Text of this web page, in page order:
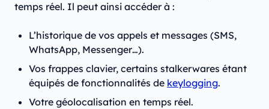
temps réel. Il peut ainsi accéder à :
L’historique de vos appels et messages (SMS,
WhatsApp, Messenger…).
Vos frappes clavier, certains stalkerwares étant
équipés de fonctionnalités de keylogging.
Votre géolocalisation en temps réel.